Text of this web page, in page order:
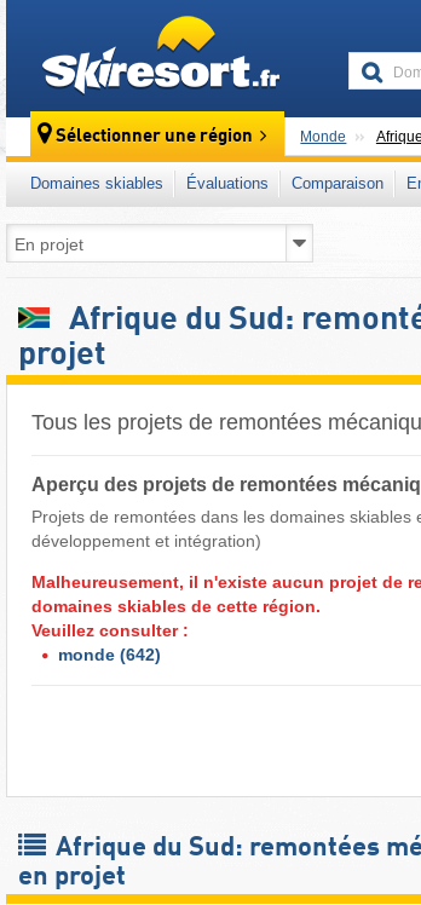
Sélectionner une région Monde Afrique
Domaines skiables Évaluations Comparaison
Afrique du Sud:
projet
Tous les projets de remontées
Aperçu des projets de remontées
Projets de remontées dans les domaines skiables
développement et intégration)
Malheureusement, il n'existe aucun projet de
domaines skiables de cette région.
Veuillez consulter :
monde (642)
Afrique du Sud: remontées
en projet